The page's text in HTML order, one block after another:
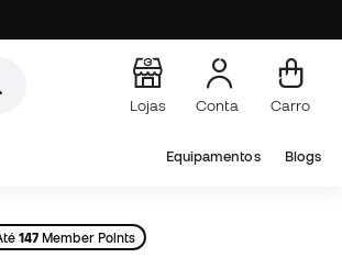
Lojas Conta Carro
Equipamentos Blogs
147 Member Points